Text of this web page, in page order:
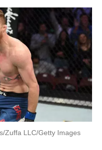
Zuffa LLC/Getty Images